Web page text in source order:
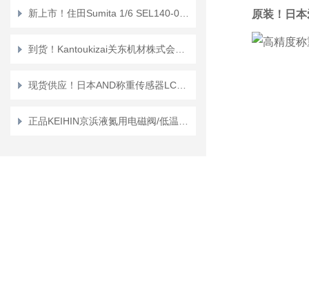
原装！日